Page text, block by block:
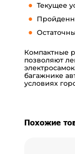
Текущее
Компактные
позволяют
багажнике
условиях
Похожие